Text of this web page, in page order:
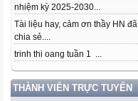
nhiệm kỳ 2025-2030...
Tài liệu hay, cảm ơn thầy HN đã
chia sẻ....
trinh thi oang tuần 1 ...
THÀNH VIÊN TRỰC TUYẾN